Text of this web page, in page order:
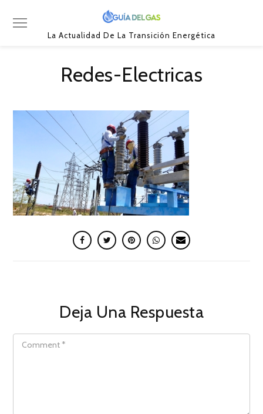
La Actualidad De La Transición Energética
Redes-Electricas
Deja Una Respuesta
COMMENT